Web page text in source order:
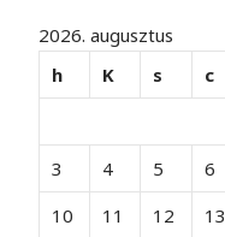
2026. augusztus
h
K s c
3
4 5 6
10
11 12 13